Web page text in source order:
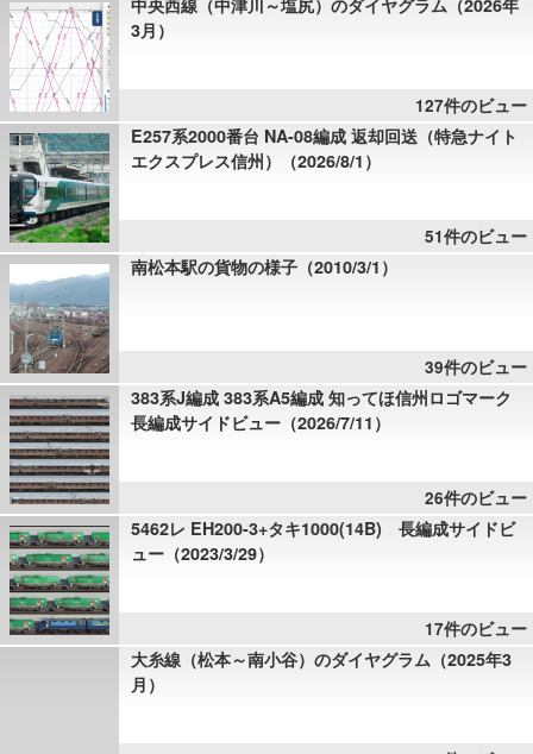
3月）
127件のビュー
E257系2000番台 NA-08編成 返却回送（特急ナイト
エクスプレス信州）（2026/8/1）
51件のビュー
南松本駅の貨物の様子（2010/3/1）
39件のビュー
383系J編成 383系A5編成 知ってほ信州ロゴマーク
長編成サイドビュー（2026/7/11）
26件のビュー
5462レ EH200-3+タキ1000(14B) 長編成サイドビ
ュー（2023/3/29）
17件のビュー
大糸線（松本～南小谷）のダイヤグラム（2025年3
月）